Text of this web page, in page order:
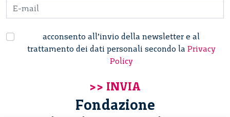
acconsento all’invio della newsletter e al
trattamento dei dati personali secondo la Privacy
Policy
Fondazione